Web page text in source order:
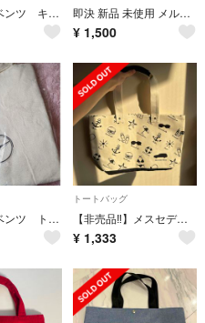
メルセデスベンツ キルティングトートバック 即決 新品 未使用 メルセデス ベンツ オリジナルコットントートバッグ
¥ 1,500
メルセデスベンツ トートバッグ
トートバッグ
【非売品‼️】メスセデスベンツノベルティバッグ
¥ 1,333